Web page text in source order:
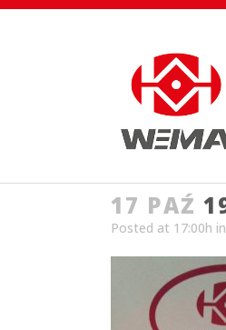
17 PAŹ
Posted at 17:00h in